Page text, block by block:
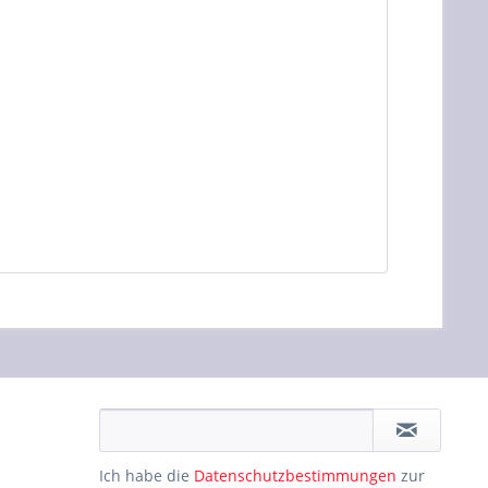
Ich habe die Datenschutzbestimmungen zur